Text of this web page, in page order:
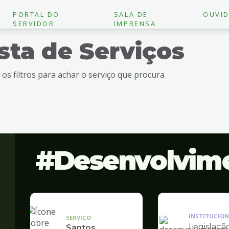
PORTAL DO
SERVIDOR
SALA DE
IMPRENSA
de Serviços
os filtros para achar o serviço que procura
SERVICO